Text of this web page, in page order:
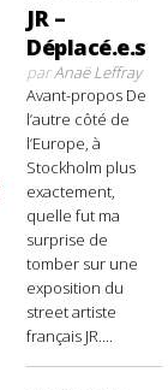
JR –
Déplacé.e.s
parAnaë Leffray
Avant-propos De
l’autre côté de
l’Europe, à
Stockholm plus
exactement,
quelle fut ma
surprise de
tomber sur une
exposition du
street artiste
français JR....